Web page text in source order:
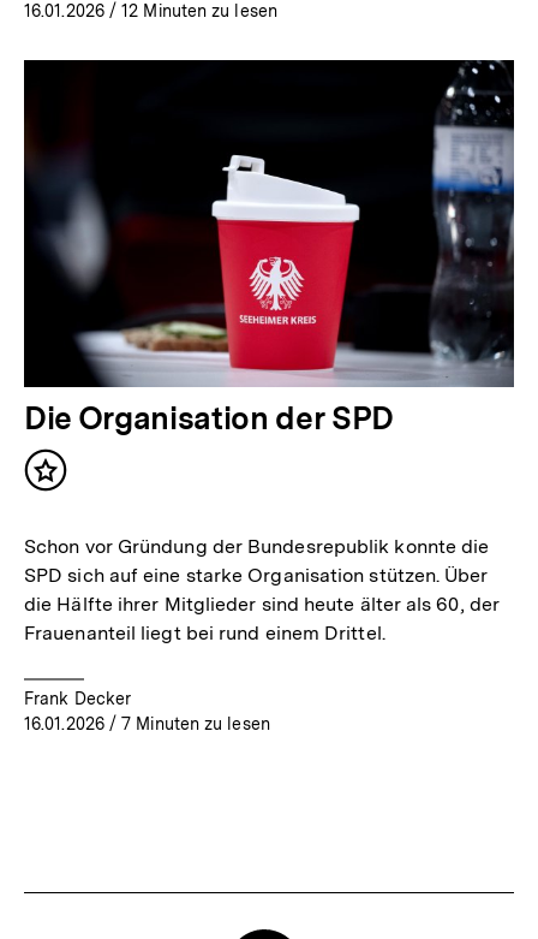
16.01.2026/ 12 Minuten zu lesen
Die Organisation der SPD
Inhalt
Schon vor Gründung der Bundesrepublik konnte die
SPD sich auf eine starke Organisation stützen. Über
die Hälfte ihrer Mitglieder sind heute älter als 60, der
Frauenanteil liegt bei rund einem Drittel.
Frank Decker
16.01.2026/ 7 Minuten zu lesen